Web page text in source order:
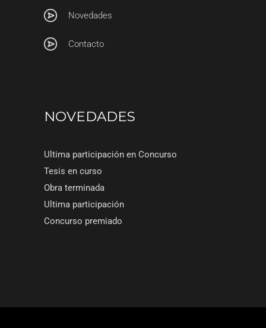
Novedades
Contacto
NOVEDADES
Ultima participación en Concurso
Tesis en curso
Obra terminada
Ultima participación
Concurso premiado